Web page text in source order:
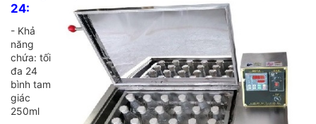
24:
- Khả
năng
chứa: tối
đa 24
bình tam
giác
250ml